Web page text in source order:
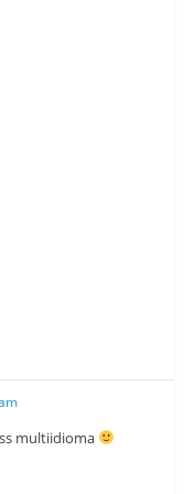
multiidioma